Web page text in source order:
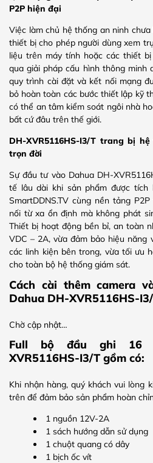
P2P hiện đại
Việc làm chủ hệ thống an ninh
thiết bị cho phép người dùng xem
liệu trên máy tính hoặc các thiết
qua giải pháp cấu hình thông minh
quy trình cài đặt và kết nối mạng
bỏ hoàn toàn các bước thiết lập kỹ
có thể an tâm kiểm soát ngôi nhà
bất cứ đâu trên thế giới.
DH-XVR5116HS-I3/T trang bị
trọn đời
Sự đầu tư vào Dahua DH-
tế lâu dài khi sản phẩm được tích
SmartDDNS.TV cùng nền tảng
nối từ xa ổn định mà không phát
Thiết bị hoạt động bền bỉ, an toàn
VDC – 2A, vừa đảm bảo hiệu
các linh kiện bên trong, vừa tối ưu
cho toàn bộ hệ thống giám sát.
Cách cài thêm camera
Dahua DH-XVR5116HS-
Chờ cập nhật…
Full bộ đầu ghi 16
XVR5116HS-I3/T gồm có:
Khi nhận hàng, quý khách vui lòng
trên để đảm bảo sản phẩm hoàn
1 nguồn 12V-2A
1 sách hướng dẫn sử dụng
1 chuột quang có dây
1 bịch ốc vít